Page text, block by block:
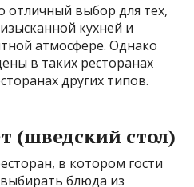
отличный выбор для тех,
кухней и
атмосфере. Однако
в таких ресторанах
других типов.
(шведский стол)
в котором гости
блюда из